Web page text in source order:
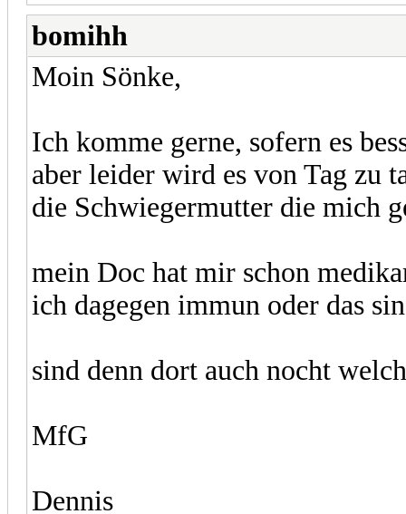
bomihh
Moin Sönke,
Ich komme gerne, sofern es
aber leider wird es von Tag zu
die Schwiegermutter die mich
mein Doc hat mir schon
ich dagegen immun oder das
sind denn dort auch nocht
MfG
Dennis